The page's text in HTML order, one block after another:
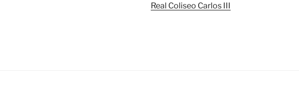
Real Coliseo Carlos III